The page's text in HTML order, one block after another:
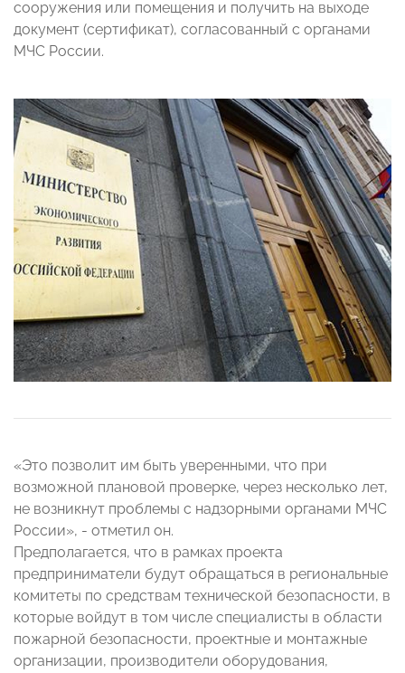
сооружения или помещения и получить на выходе
документ (сертификат), согласованный с органами
МЧС России.
«Это позволит им быть уверенными, что при
возможной плановой проверке, через несколько лет,
не возникнут проблемы с надзорными органами МЧС
России», - отметил он.
Предполагается, что в рамках проекта
предприниматели будут обращаться в региональные
комитеты по средствам технической безопасности, в
которые войдут в том числе специалисты в области
пожарной безопасности, проектные и монтажные
организации, производители оборудования,